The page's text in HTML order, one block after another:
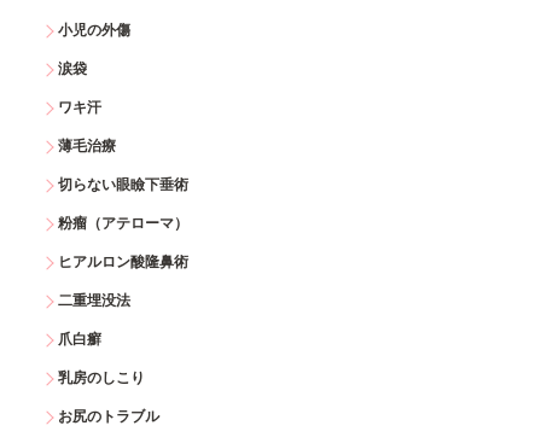
小児の外傷
涙袋
ワキ汗
薄毛治療
切らない眼瞼下垂術
粉瘤（アテローマ）
ヒアルロン酸隆鼻術
二重埋没法
爪白癬
乳房のしこり
お尻のトラブル